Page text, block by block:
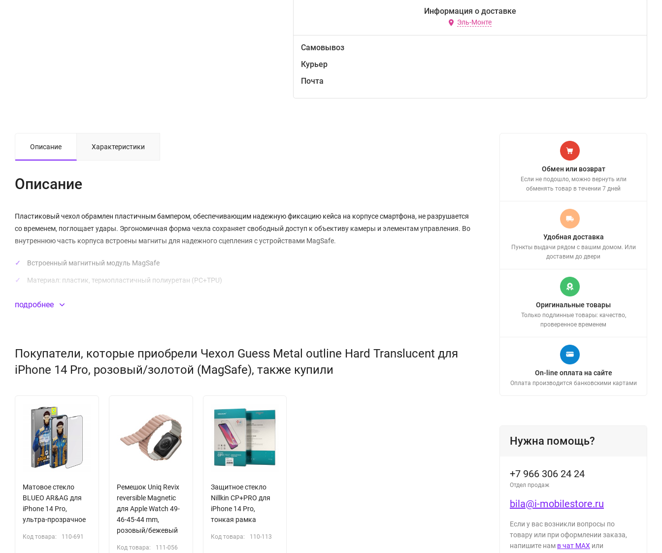
Информация о доставке
Эль-Монте
Самовывоз
Курьер
Почта
Описание Характеристики
Описание
Пластиковый чехол обрамлен пластичным бампером, обеспечивающим надежную фиксацию кейса на корпусе смартфона, не разрушается
со временем, поглощает удары. Эргономичная форма чехла сохраняет свободный доступ к объективу камеры и элементам управления. Во
внутреннюю часть корпуса встроены магниты для надежного сцепления с устройствами MagSafe.
Встроенный магнитный модуль MagSafe
Материал: пластик , термопластичный полиуретан (PC+TPU)
подробнее
Покупатели, которые приобрели Чехол Guess Metal outline Hard Translucent для
iPhone 14 Pro, розовый/золотой (MagSafe), также купили
Матовое стекло
BLUEO AR&AG для
iPhone 14 Pro,
ультра-прозрачное
Код товара: 110-691
Ремешок Uniq Revix
reversible Magnetic
для Apple Watch 49-
46-45-44 mm,
розовый/бежевый
Код товара: 111-056
Защитное стекло
Nillkin CP+PRO для
iPhone 14 Pro,
тонкая рамка
Код товара: 110-113
Обмен или возврат
Если не подошло, можно вернуть или
обменять товар в течении 7 дней
Удобная доставка
Пункты выдачи рядом с вашим домом. Или
доставим до двери
Оригинальные товары
Только подлинные товары: качество,
проверенное временем
On-line оплата на сайте
Оплата производится банковскими картами
Нужна помощь?
+7 966 306 24 24
Отдел продаж
bila@i-mobilestore.ru
Если у вас возникли вопросы по
товару или при оформлении заказа,
напишите нам в чат MAX или